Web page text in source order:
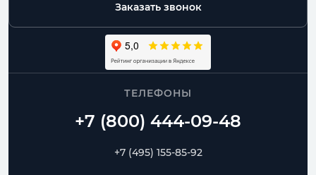
Заказать звонок
ТЕЛЕФОНЫ
+7 (495) 155-85-92